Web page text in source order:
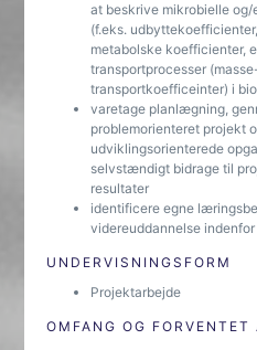
at beskrive mikrobielle
(f.eks.
metabolske koefficienter,
transportprocesser
transportkoefficeinter) i
varetage planlægning,
problemorienteret projekt
udviklingsorienterede
selvstændigt bidrage til
resultater
identificere egne
videreuddannelse
UNDERVISNINGSFORM
Projektarbejde
OMFANG OG